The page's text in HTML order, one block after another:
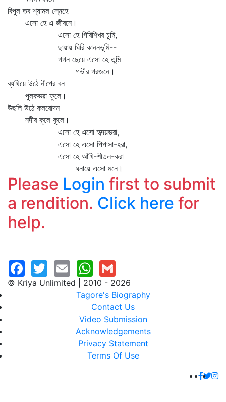
বিপুল তব শ্যামল স্নেহে
এসো হে এ জীবনে।
এসো হে গিরিশিখর চুমি,
ছায়ায় ঘিরি কাননভূমি--
গগন ছেয়ে এসো হে তুমি
গভীর গরজনে।
ব্যথিয়ে উঠে নীপের বন
পুলকভরা ফুলে।
উছলি উঠে কলরোদন
নদীর কূলে কূলে।
এসো হে এসো হৃদয়ভরা,
এসো হে এসো পিপাসা-হরা,
এসো হে আঁখি-শীতল-করা
ঘনায়ে এসো মনে।
Please Login first to submit
a rendition. Click here for
help.
© Kriya Unlimited | 2010 - 2026
Tagore's Biography
Contact Us
Video Submission
Acknowledgements
Privacy Statement
Terms Of Use